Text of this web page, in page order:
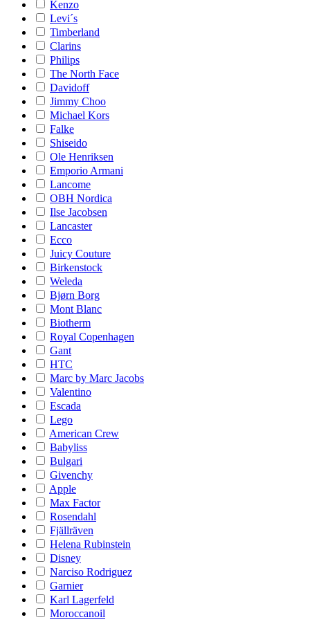
Kenzo
Levi´s
Timberland
Clarins
Philips
The North Face
Davidoff
Jimmy Choo
Michael Kors
Falke
Shiseido
Ole Henriksen
Emporio Armani
Lancome
OBH Nordica
Ilse Jacobsen
Lancaster
Ecco
Juicy Couture
Birkenstock
Weleda
Bjørn Borg
Mont Blanc
Biotherm
Royal Copenhagen
Gant
HTC
Marc by Marc Jacobs
Valentino
Escada
Lego
American Crew
Babyliss
Bulgari
Givenchy
Apple
Max Factor
Rosendahl
Fjällräven
Helena Rubinstein
Disney
Narciso Rodriguez
Garnier
Karl Lagerfeld
Moroccanoil